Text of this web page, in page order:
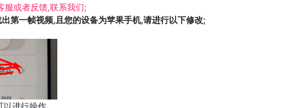
服或者反馈,联系我们;
第一帧视频,且您的设备为苹果手机,请进行以下修改;